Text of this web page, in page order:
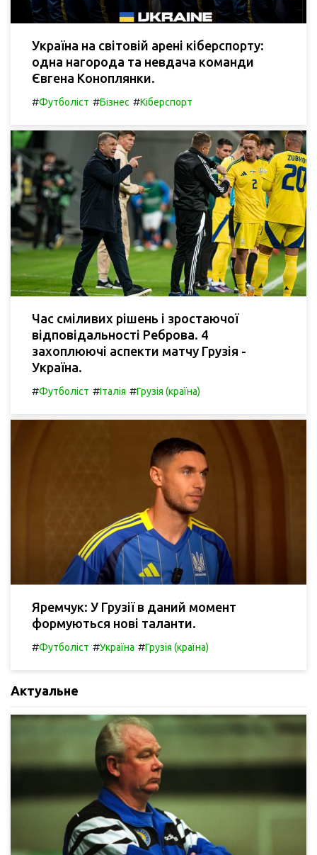
Україна на світовій арені кіберспорту:
одна нагорода та невдача команди
Євгена Коноплянки.
#Футболіст #Бізнес #Кіберспорт
Час сміливих рішень і зростаючої
відповідальності Реброва. 4
захоплюючі аспекти матчу Грузія -
Україна.
#Футболіст #Італія #Грузія (країна)
Яремчук: У Грузії в даний момент
формуються нові таланти.
#Футболіст #Україна #Грузія (країна)
Актуальне